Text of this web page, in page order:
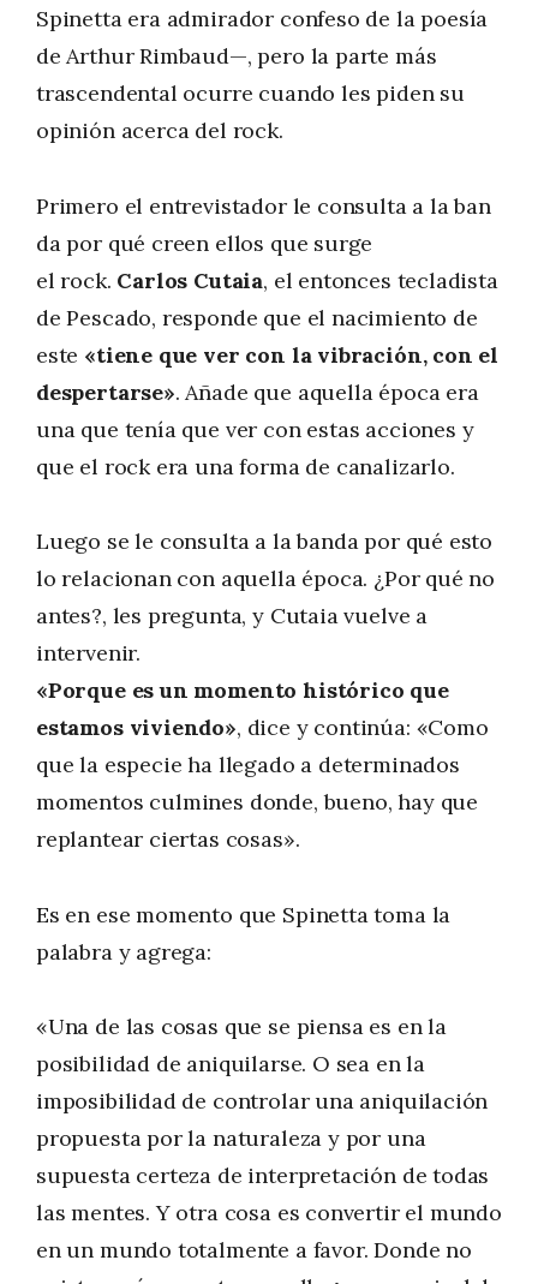
Spinetta era admirador confeso de la poesía
de Arthur Rimbaud—, pero la parte más
trascendental ocurre cuando les piden su
opinión acerca del rock.
Primero el entrevistador le consulta a la ban
da por qué creen ellos que surge
el rock. Carlos Cutaia, el entonces tecladista
de Pescado, responde que el nacimiento de
este «tiene que ver con la vibración, con el
despertarse». Añade que aquella época era
una que tenía que ver con estas acciones y
que el rock era una forma de canalizarlo.
Luego se le consulta a la banda por qué esto
lo relacionan con aquella época. ¿Por qué no
antes?, les pregunta, y Cutaia vuelve a
intervenir.
«Porque es un momento histórico que
estamos viviendo», dice y continúa: «Como
que la especie ha llegado a determinados
momentos culmines donde, bueno, hay que
replantear ciertas cosas».
Es en ese momento que Spinetta toma la
palabra y agrega:
«Una de las cosas que se piensa es en la
posibilidad de aniquilarse. O sea en la
imposibilidad de controlar una aniquilación
propuesta por la naturaleza y por una
supuesta certeza de interpretación de todas
las mentes. Y otra cosa es convertir el mundo
en un mundo totalmente a favor. Donde no